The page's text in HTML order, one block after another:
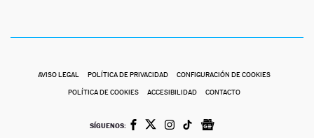
AVISO LEGAL POLÍTICA DE PRIVACIDAD CONFIGURACIÓN DE COOKIES
POLÍTICA DE COOKIES ACCESIBILIDAD CONTACTO
SÍGUENOS: